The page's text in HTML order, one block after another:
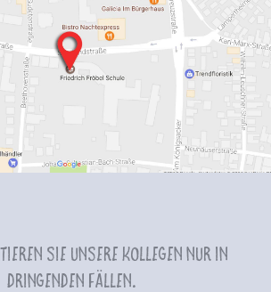
Sie unsere Kollegen nur in
dringenden Fällen.